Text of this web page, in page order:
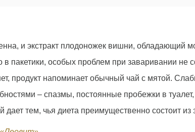
и экстракт плодоножек вишни,
в пакетики, особых проблем при заваривании не
продукт напоминает обычный чай с мятой.
– спазмы, постоянные пробежки в
дает тем, чья диета преимущественно состоит